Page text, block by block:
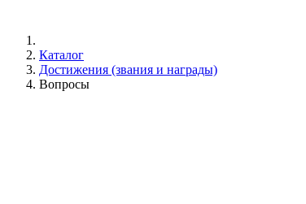
Каталог
Достижения (звания и награды)
Вопросы